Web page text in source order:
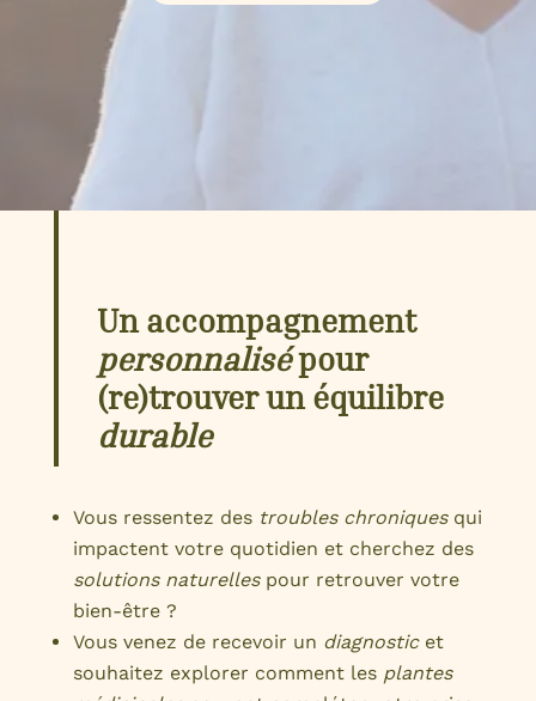
Un accompagnement
personnalisépour
(re)trouver un équilibre
durable
Vous ressentez des troubles chroniquesqui
impactent votre quotidien et cherchez des
solutions naturellespour retrouver votre
bien-être ?
Vous venez de recevoir un diagnosticet
souhaitez explorer comment lesplantes